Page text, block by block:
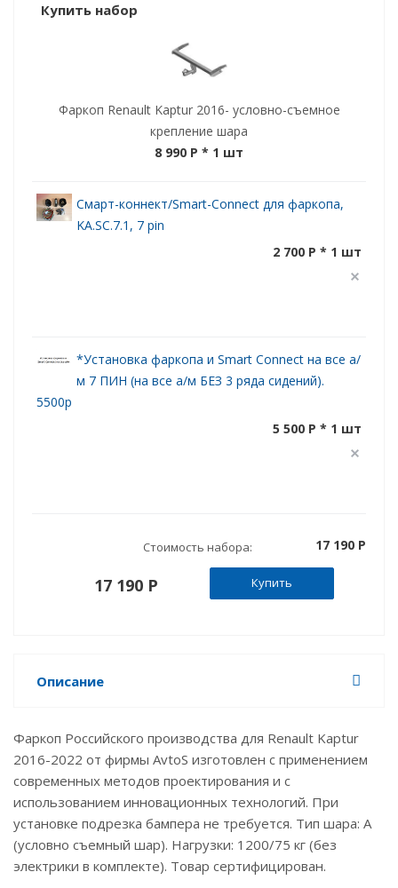
Купить набор
Фаркоп Renault Kaptur 2016- условно-съемное
крепление шара
8 990 P * 1 шт
Смарт-коннект/Smart-Connect для фаркопа,
KA.SC.7.1, 7 pin
2 700 P * 1 шт
*Установка фаркопа и Smart Connect на все а/
м 7 ПИН (на все а/м БЕЗ 3 ряда сидений).
5500р
5 500 P * 1 шт
Стоимость набора: 17 190 P
17 190 P Купить
Описание
Фаркоп Российского производства для Renault Kaptur
2016-2022 от фирмы AvtoS изготовлен с применением
современных методов проектирования и с
использованием инновационных технологий. При
установке подрезка бампера не требуется. Тип шара: A
(условно съемный шар). Нагрузки: 1200/75 кг (без
электрики в комплекте). Товар сертифицирован.